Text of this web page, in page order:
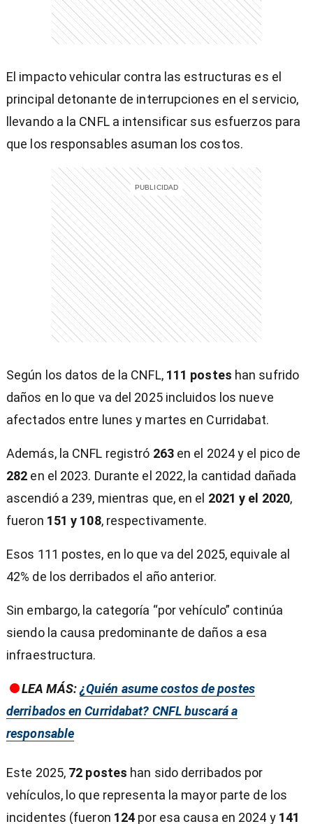
El impacto vehicular contra las estructuras es el
principal detonante de interrupciones en el servicio,
llevando a la CNFL a intensificar sus esfuerzos para
que los responsables asuman los costos.
Según los datos de la CNFL, 111 postes han sufrido
daños en lo que va del 2025 incluidos los nueve
afectados entre lunes y martes en Curridabat.
Además, la CNFL registró 263en el 2024 y el pico de
282 en el 2023. Durante el 2022, la cantidad dañada
ascendió a 239, mientras que, en el 2021 y el 2020,
fueron 151 y 108, respectivamente.
Esos 111 postes, en lo que va del 2025, equivale al
42% de los derribados el año anterior.
Sin embargo, la categoría “por vehículo” continúa
siendo la causa predominante de daños a esa
infraestructura.
LEA MÁS:¿Quién asume costos de postes
derribados en Curridabat? CNFL buscará a
responsable
Este 2025, 72 postes han sido derribados por
vehículos, lo que representa la mayor parte de los
incidentes (fueron 124 por esa causa en 2024 y 141